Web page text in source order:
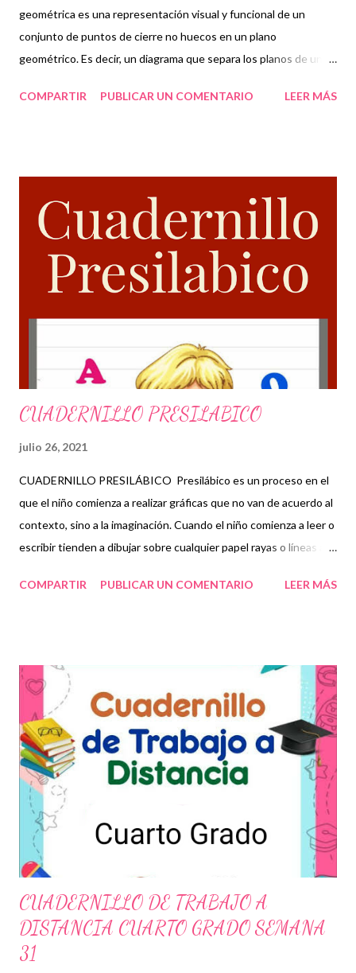
geométrica es una representación visual y funcional de un
conjunto de puntos de cierre no huecos en un plano
geométrico. Es decir, un diagrama que separa los planos de una
Describe una forma u otra, según el orden y la cantidad de estas
del espacio y del universo que nos rodea. Buenas tardes
maestros 🙋 les comparto un cuadernillo sobre las figuras
geométricas👍 recuerden que este material solo se comparte
con fines educativos, agradecemos a los autores que elaboraron
COMPARTIR PUBLICAR UN COMENTARIO LEER MÁS
CUADERNILLO PRESILABICO
julio 26, 2021
CUADERNILLO PRESILÁBICO Presilábico es un proceso en el
que el niño comienza a realizar gráficas que no van de acuerdo al
contexto, sino a la imaginación. Cuando el niño comienza a leer o
escribir tienden a dibujar sobre cualquier papel rayas o líneas a
reconocemos la etapa de: Escritura: con grafismo no
QUE CON GRAN ESFUERZO Y ENTUSIASMO ELABORARON
PARA FACILITAR EL TRABAJO DENTRO DEL AULA. No
olvides seguirnos en nuestra página de Facebook, obtendrás
todos nuestros contenidos y notificaciones: CUADERNILLO
PRESILABICO
COMPARTIR PUBLICAR UN COMENTARIO LEER MÁS
CUADERNILLO DE TRABAJO A
DISTANCIA CUARTO GRADO SEMANA
31